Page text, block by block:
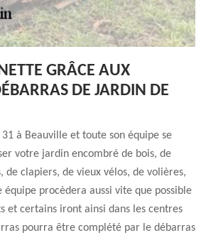
GRÂCE AUX
DE JARDIN DE
à Beauville et toute son équipe se
votre jardin encombré de bois, de
clapiers, de vieux vélos, de volières,
procèdera aussi vite que possible
et certains iront ainsi dans les centres
pourra être complété par le débarras